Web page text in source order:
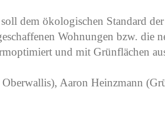
dem ökologischen Standard
Wohnungen bzw. die
und mit Grünflächen
Aaron Heinzmann